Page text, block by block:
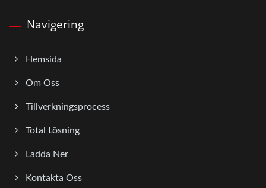
Navigering
Hemsida
Om Oss
Tillverkningsprocess
Total Lösning
Ladda Ner
Kontakta Oss